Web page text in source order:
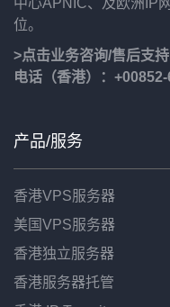
中心APNIC、及欧洲IP
位。
>点击业务咨询/售后支持
电话（香港）：
产品/服务
香港VPS服务器
美国VPS服务器
香港独立服务器
香港服务器托管